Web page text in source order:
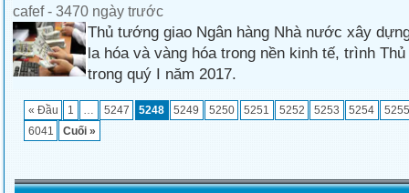
cafef - 3470 ngày trước
Thủ tướng giao Ngân hàng Nhà nước xây
la hóa và vàng hóa trong nền kinh tế, trình
trong quý I năm 2017.
« Đầu 1 … 5247 5248 5249 5250 5251 5252 5253 5254
5255
6041
Cuối »